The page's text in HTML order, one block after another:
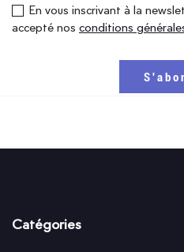
En vous inscrivant à la
accepté nos conditions
Catégories